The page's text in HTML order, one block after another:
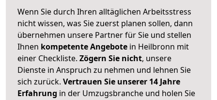
Wenn Sie durch Ihren alltäglichen Arbeitsstress
nicht wissen, was Sie zuerst planen sollen, dann
übernehmen unsere Partner für Sie und stellen
Ihnen kompetente Angebote in Heilbronn mit
einer Checkliste. Zögern Sie nicht, unsere
Dienste in Anspruch zu nehmen und lehnen Sie
sich zurück. Vertrauen Sie unserer 14 Jahre
Erfahrung in der Umzugsbranche und holen Sie